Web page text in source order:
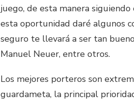
juego, de esta manera
esta oportunidad daré algunos
seguro te llevará a ser tan
Manuel Neuer, entre otros.
Los mejores porteros son
guardameta, la principal